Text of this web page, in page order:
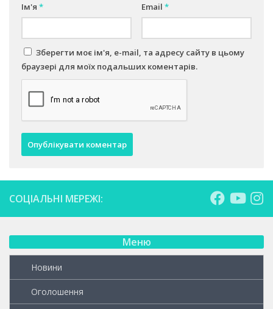
Ім'я * Email *
Зберегти моє ім'я, e-mail, та адресу сайту в цьому
браузері для моїх подальших коментарів.
СОЦІАЛЬНІ МЕРЕЖІ:
Меню
Новини
Оголошення